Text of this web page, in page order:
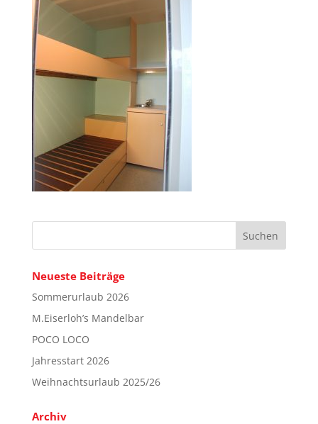
Neueste Beiträge
Sommerurlaub 2026
M.Eiserloh’s Mandelbar
POCO LOCO
Jahresstart 2026
Weihnachtsurlaub 2025/26
Archiv